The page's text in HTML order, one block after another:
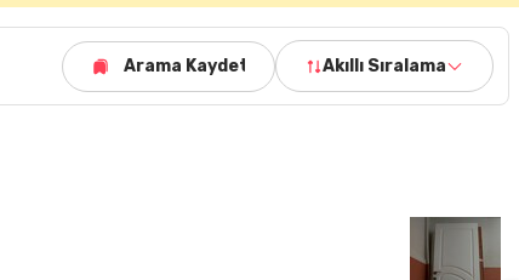
Arama Kaydet Akıllı Sıralama